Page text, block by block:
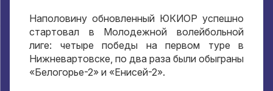
Наполовину обновленный ЮКИОР успешно
стартовал в Молодежной волейбольной
лиге: четыре победы на первом туре в
Нижневартовске, по два раза были обыграны
«Белогорье-2» и «Енисей-2».